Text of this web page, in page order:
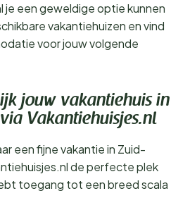
je een geweldige optie kunnen
vakantiehuizen en vind
voor jouw volgende
jouw vakantiehuis in
Vakantiehuisjes.nl
een fijne vakantie in Zuid-
de perfecte plek
toegang tot een breed scala